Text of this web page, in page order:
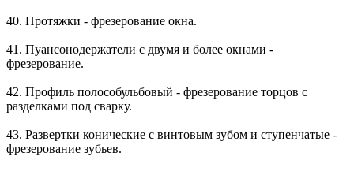
40. Протяжки - фрезерование окна.
41. Пуансонодержатели с двумя и более окнами -
фрезерование.
42. Профиль полособульбовый - фрезерование торцов с
разделками под сварку.
43. Развертки конические с винтовым зубом и ступенчатые -
фрезерование зубьев.